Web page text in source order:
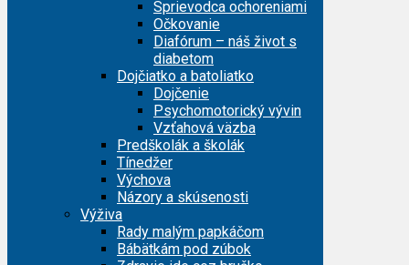
Sprievodca ochoreniami
Očkovanie
Diafórum – náš život s
diabetom
Dojčiatko a batoliatko
Dojčenie
Psychomotorický vývin
Vzťahová väzba
Predškolák a školák
Tínedžer
Výchova
Názory a skúsenosti
Výživa
Rady malým papkáčom
Bábätkám pod zúbok